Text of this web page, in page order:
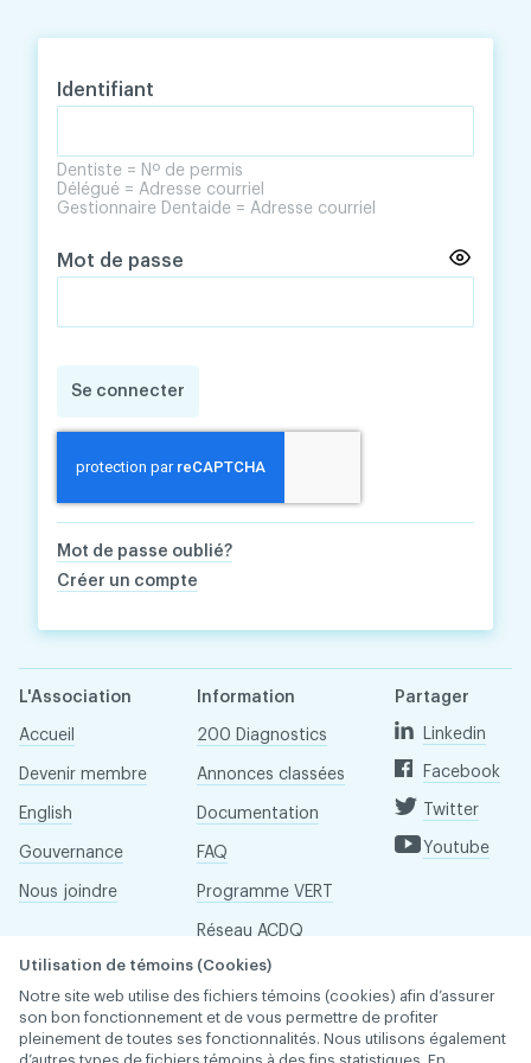
Identifiant
Dentiste = Nº de permis
Délégué = Adresse courriel
Gestionnaire Dentaide = Adresse courriel
Mot de passe
Se connecter
Mot de passe oublié?
Créer un compte
L'Association
Accueil
Devenir membre
English
Gouvernance
Nous joindre
Information
200 Diagnostics
Annonces classées
Documentation
FAQ
Programme VERT
Réseau ACDQ
Salle de presse
À propos
Partager
Linkedin
Facebook
Twitter
Youtube
Utilisation de témoins (Cookies)
Notre site web utilise des fichiers témoins (cookies) afin d’assurer
son bon fonctionnement et de vous permettre de profiter
pleinement de toutes ses fonctionnalités. Nous utilisons également